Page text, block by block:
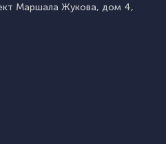
Маршала Жукова, дом 4,